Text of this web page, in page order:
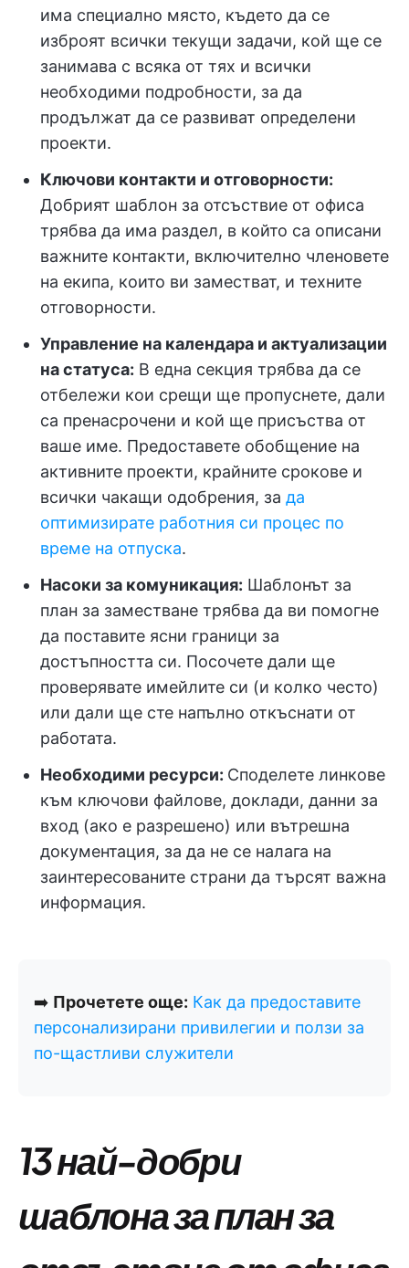
има специално място, където да се
изброят всички текущи задачи, кой ще се
занимава с всяка от тях и всички
необходими подробности, за да
продължат да се развиват определени
проекти.
Ключови контакти и отговорности:
Добрият шаблон за отсъствие от офиса
трябва да има раздел, в който са описани
важните контакти, включително членовете
на екипа, които ви заместват, и техните
отговорности.
Управление на календара и актуализации
на статуса: В една секция трябва да се
отбележи кои срещи ще пропуснете, дали
са пренасрочени и кой ще присъства от
ваше име. Предоставете обобщение на
активните проекти, крайните срокове и
всички чакащи одобрения, за да
оптимизирате работния си процес по
време на отпуска.
Насоки за комуникация: Шаблонът за
план за заместване трябва да ви помогне
да поставите ясни граници за
достъпността си. Посочете дали ще
проверявате имейлите си (и колко често)
или дали ще сте напълно откъснати от
работата.
Необходими ресурси: Споделете линкове
към ключови файлове, доклади, данни за
вход (ако е разрешено) или вътрешна
документация, за да не се налага на
заинтересованите страни да търсят важна
информация.
➡️ Прочетете още: Как да предоставите
персонализирани привилегии и ползи за
по-щастливи служители
13 най-добри
шаблона за план за